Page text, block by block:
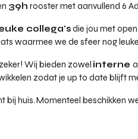
39h rooster met aanvullend 6
collega'sdie jou met
waarmee we de sfeer nog
Wij bieden zowel interne
zodat je up to date blijft
bij huis. Momenteel beschikken